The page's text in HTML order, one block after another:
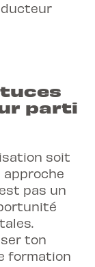
parti
soit
approche
pas un
ton
formation